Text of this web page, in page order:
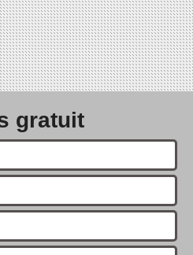
gratuit